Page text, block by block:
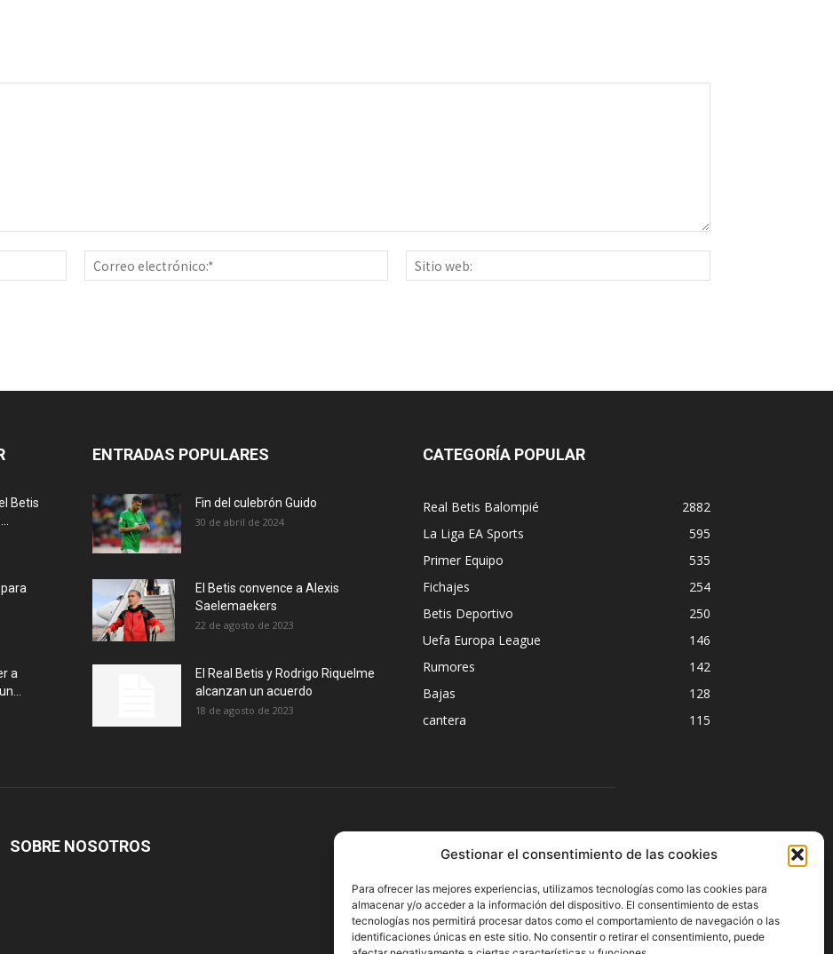
Gestionar el consentimiento de las cookies
Para ofrecer las mejores experiencias, utilizamos tecnologías como las cookies para
almacenar y/o acceder a la información del dispositivo. El consentimiento de estas
tecnologías nos permitirá procesar datos como el comportamiento de navegación o las
identificaciones únicas en este sitio. No consentir o retirar el consentimiento, puede
Nombre:*
Correo
electrónico:*
web:
Betis
a
ENTRADAS POPULARES
Fin del culebrón Guido
30 de abril de 2024
El Betis convence a Alexis
Saelemaekers
22 de agosto de 2023
El Real Betis y Rodrigo Riquelme
alcanzan un acuerdo
18 de agosto de 2023
CATEGORÍA POPULAR
Real Betis Balompié
2882
La Liga EA Sports
595
Primer Equipo
535
Fichajes
254
Betis Deportivo
250
Uefa Europa League
146
Rumores
142
Bajas
128
cantera
115
SOBRE NOSOTROS SÍGUENOS